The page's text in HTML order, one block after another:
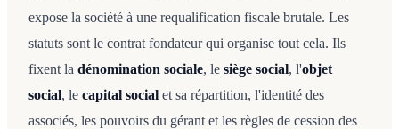
expose la société à une requalification fiscale brutale. Les
statuts sont le contrat fondateur qui organise tout cela. Ils
fixent la dénomination sociale, le siège social, l'objet
social, le capital social et sa répartition, l'identité des
associés, les pouvoirs du gérant et les règles de cession des